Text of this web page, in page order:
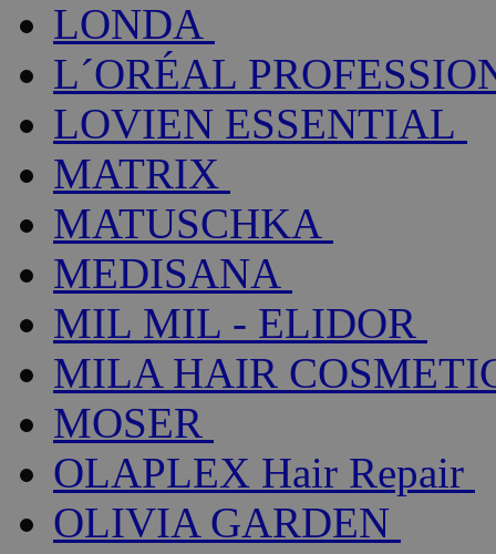
LONDA
L´ORÉAL
LOVIEN ESSENTIAL
MATRIX
MATUSCHKA
MEDISANA
MIL MIL - ELIDOR
MILA HAIR
MOSER
OLAPLEX Hair Repair
OLIVIA GARDEN